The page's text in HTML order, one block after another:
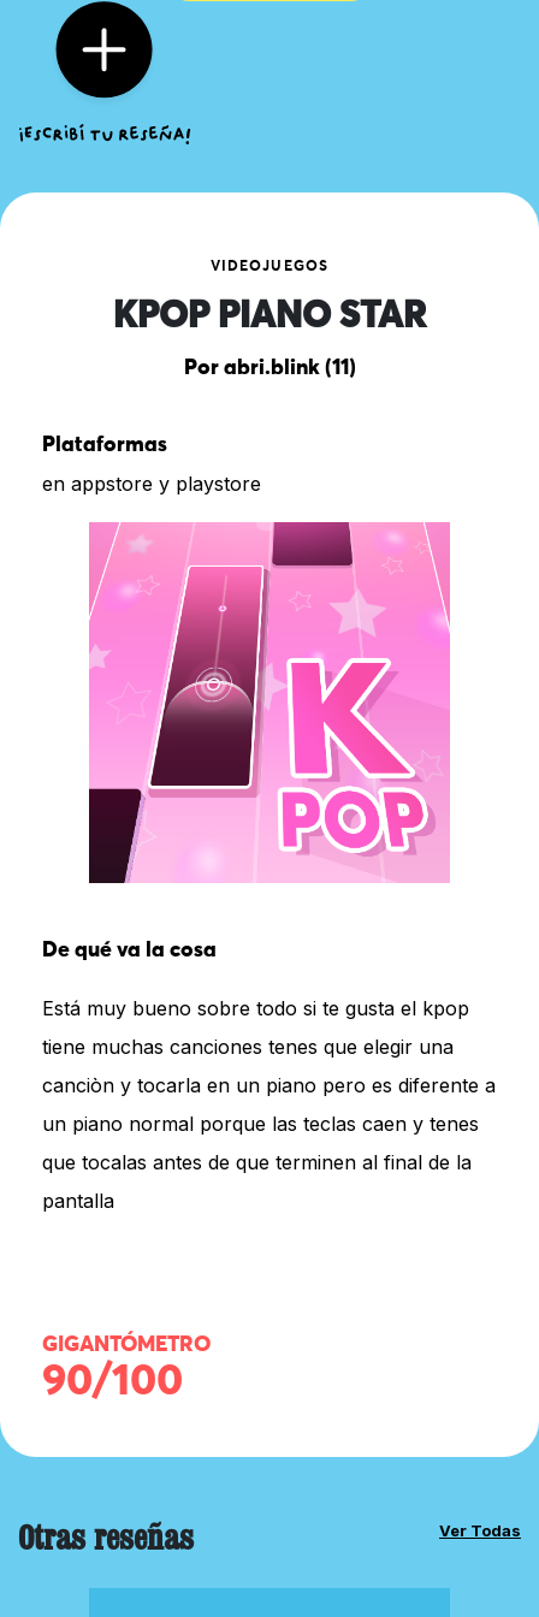
VIDEOJUEGOS
KPOP PIANO STAR
Por abri.blink (11)
Plataformas
en appstore y playstore
De qué va la cosa
Está muy bueno sobre todo si te gusta el kpop
tiene muchas canciones tenes que elegir una
canciòn y tocarla en un piano pero es diferente a
un piano normal porque las teclas caen y tenes
que tocalas antes de que terminen al final de la
pantalla
GIGANTÓMETRO
90/100
Otras reseñas Ver Todas